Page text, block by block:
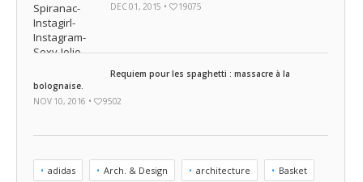
DEC 01, 2015 •
19075
Requiem pour les spaghetti : massacre à la
bolognaise.
NOV 10, 2016 •
9502
adidas Arch. & Design architecture Basket